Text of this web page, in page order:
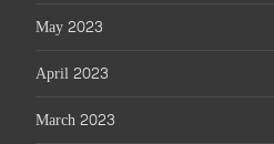
May 2023
April 2023
March 2023